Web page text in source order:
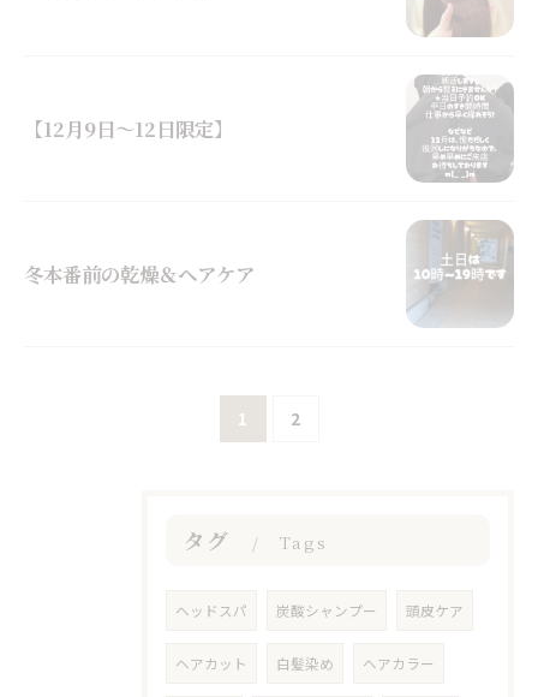
【12月9日～12日限定】
冬本番前の乾燥＆ヘアケア
1 2
タグ Tags
ヘッドスパ 炭酸シャンプー 頭皮ケア
ヘアカット 白髪染め ヘアカラー